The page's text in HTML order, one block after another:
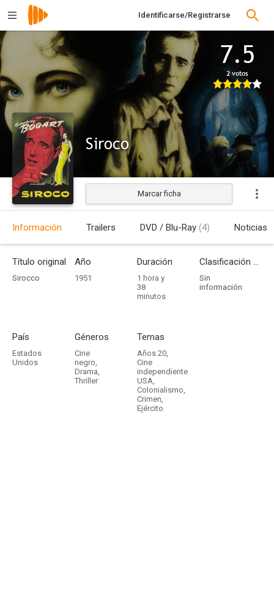
Identificarse/Registrarse
7.5
2 votos
Siroco
Estrenada
Marcar ficha
Información Trailers DVD / Blu-Ray (4) Noticias
Título original
Sirocco
Año
1951
Duración
1 hora y
38
minutos
Clasificación por edades
Sin
información
País
Estados
Unidos
Géneros
Cine
negro,
Drama,
Thriller
Temas
Años 20,
Cine
independiente
USA,
Colonialismo,
Crimen,
Ejército